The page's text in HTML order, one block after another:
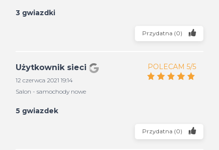
3 gwiazdki
Przydatna (0)
Użytkownik sieci
12 czerwca 2021 19:14
Salon - samochody nowe
POLECAM 5/5
5 gwiazdek
Przydatna (0)